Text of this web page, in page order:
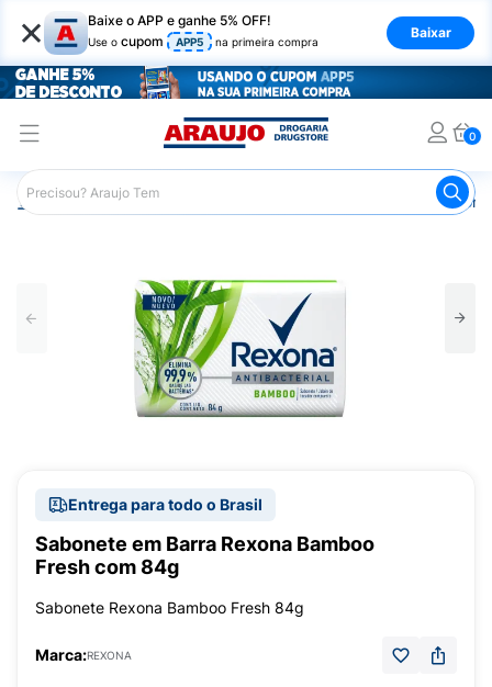
× Baixe o APP e ganhe 5% OFF!
Use o cupom APP5 na primeira compra
Baixar
0
Araujo Higiene Pessoal
Entrega para todo o Brasil
Sabonete em Barra Rexona Bamboo
Fresh com 84g
Sabonete Rexona Bamboo Fresh 84g
Marca:REXONA